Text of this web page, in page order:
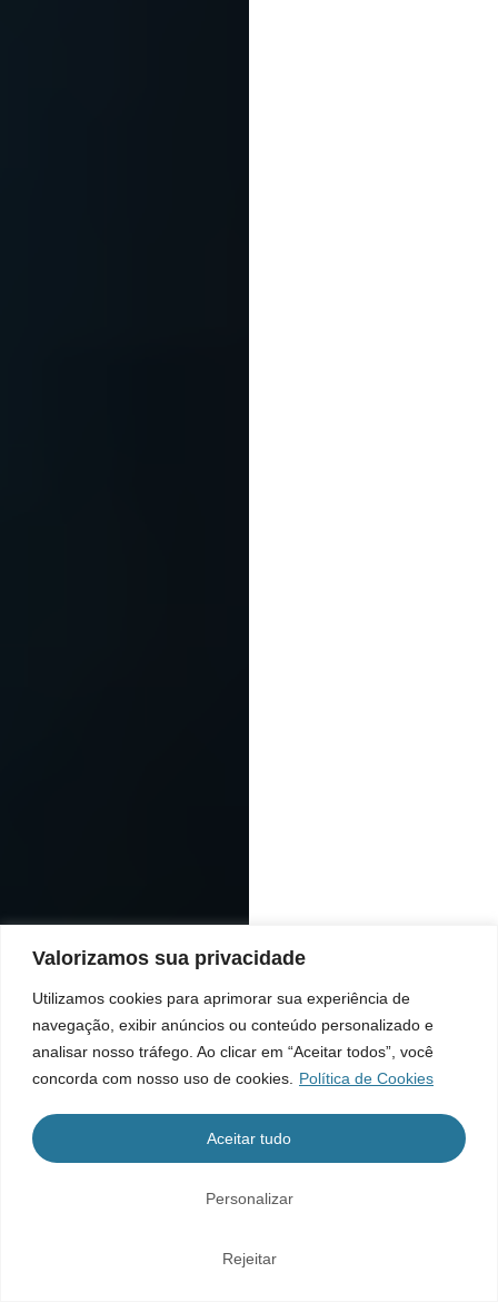
Valorizamos sua privacidade
Utilizamos cookies para aprimorar sua experiência de
navegação, exibir anúncios ou conteúdo personalizado e
analisar nosso tráfego. Ao clicar em “Aceitar todos”, você
concorda com nosso uso de cookies.
Política de Cookies
Personalizar
Rejeitar
Aceitar tudo